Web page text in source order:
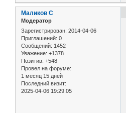
Маликов С
Модератор
Зарегистрирован: 2014-04-06
Приглашений: 0
Сообщений: 1452
Уважение: +1378
Позитив: +548
Провел на форуме:
1 месяц 15 дней
Последний визит:
2025-04-06 19:29:05